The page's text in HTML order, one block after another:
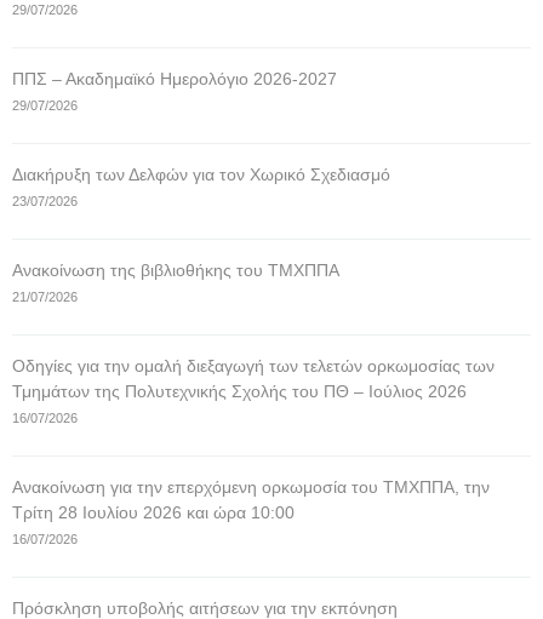
29/07/2026
ΠΠΣ – Ακαδημαϊκό Ημερολόγιο 2026-2027
29/07/2026
Διακήρυξη των Δελφών για τον Χωρικό Σχεδιασμό
23/07/2026
Ανακοίνωση της βιβλιοθήκης του ΤΜΧΠΠΑ
21/07/2026
Οδηγίες για την ομαλή διεξαγωγή των τελετών ορκωμοσίας των
Τμημάτων της Πολυτεχνικής Σχολής του ΠΘ – Ιούλιος 2026
16/07/2026
Ανακοίνωση για την επερχόμενη ορκωμοσία του ΤΜΧΠΠΑ, την
Τρίτη 28 Ιουλίου 2026 και ώρα 10:00
16/07/2026
Πρόσκληση υποβολής αιτήσεων για την εκπόνηση